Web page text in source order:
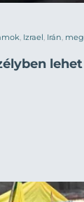
Izrael Irán